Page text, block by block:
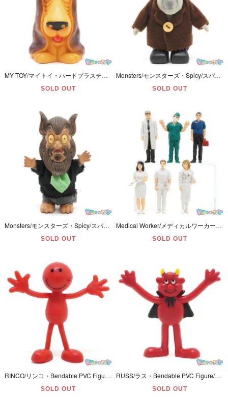
MY TOY/マイトイ・ハードプラスチック製コインバンク/貯金箱/Coin Bank・Sad Eye Dog/サッドアイドッグ 「Basset Hound/バセット・ハウンド」1971年・27.5cm
SOLD OUT
Monsters/モンスターズ・Spicy/スパイシー・Sofvi Figure/ソフビフィギュア 「Frankenstein/フランケンシュタイン」 1997年・11.5cm
SOLD OUT
Monsters/モンスターズ・Spicy/スパイシー・Sofvi Figure/ソフビフィギュア 「The Wolf Man/ウルフマン/狼男」 1997年・11.3cm
SOLD OUT
Medical Worker/メディカルワーカー/医療従事者・ジオラマ/ミニチュア・PVC Figure/フィギュア・6体セット 「医師・看護師・執刀医・技術者」 2.5インチ
SOLD OUT
RINCO/リンコ・Bendable PVC Figure/ベンダブルPVCフィギュア 「Smiley Face/スマイリーフェイス(Smile/スマイル)・Red/レッド/赤」 7.55cm
SOLD OUT
RUSS/ラス・Bendable PVC Figure/ベンダブルPVCフィギュア 「Red Devil/レッドデビル/悪魔」 5.8cm
SOLD OUT